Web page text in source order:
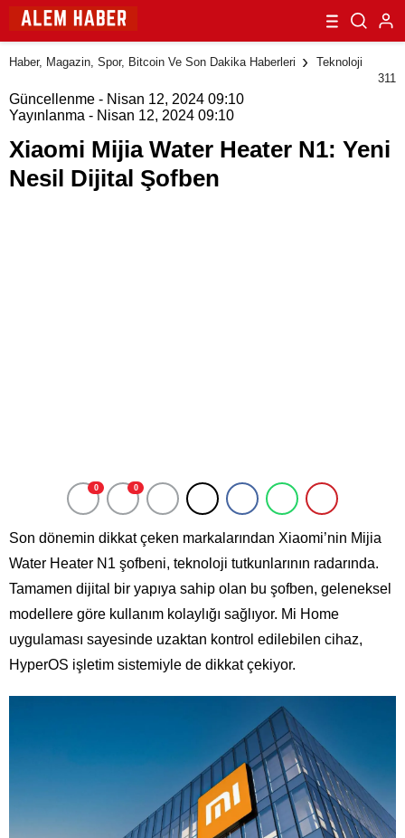
Haber, Magazin, Spor, Bitcoin Ve Son Dakika Haberleri
Teknoloji
311
Güncellenme - Nisan 12, 2024 09:10
Yayınlanma - Nisan 12, 2024 09:10
Xiaomi Mijia Water Heater N1: Yeni
Nesil Dijital Şofben
0 0
Son dönemin dikkat çeken markalarından Xiaomi’nin Mijia
Water Heater N1 şofbeni, teknoloji tutkunlarının radarında.
Tamamen dijital bir yapıya sahip olan bu şofben, geleneksel
modellere göre kullanım kolaylığı sağlıyor. Mi Home
uygulaması sayesinde uzaktan kontrol edilebilen cihaz,
HyperOS işletim sistemiyle de dikkat çekiyor.